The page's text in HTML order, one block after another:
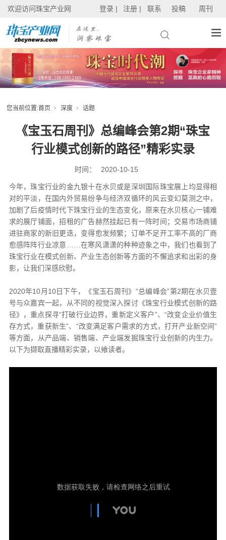
欢迎访问珠宝产业网 登录 | 注册 | 联系 投稿 周刊
您当前位置:首页 深度 话题
《宝玉石周刊》总编峰会第2期“珠宝
行业模式创新的路径”精彩实录
时间： 2020-10-15
今年，珠宝行业的金九银十在水贝或是深圳国际珠宝展上均显得相
对的平淡，在国内外贸易纷争与经济双循环的风云变幻莫测之中，
加剧了后疫情时代下珠宝行业的生态变化，原来在水贝核心一铺难
求的展厅铺面，招租的广告赫然挂起已有一阵时间；交易市场商铺
进驻商家的新旧更迭，变得愈发频繁；订单不足开工率不高的厂商
愈感阵阵行业凉意……在寒风潇潇的种种迹象之中，我们也看到了
珠宝行业在模式创新、产业生态创新等方面的不懈追求和出彩的身
影，让我们深感欣慰。
2020年10月10日下午，《宝玉石周刊》“总编峰会”第2期在水贝壹
号与众嘉宾一起，从不同的视觉深入探讨《珠宝行业模式创新的路
径》，重点探寻“打破行业边界，重新定义客户”、“改变企业价值生
存方式，重获新生”、“改变满足客户需求的方式，打开产业新空间”
等方面，从产品端、销售端、产业端发掘珠宝行业创新的内生力。
以下为撷取直播精彩实录，以飨读者。